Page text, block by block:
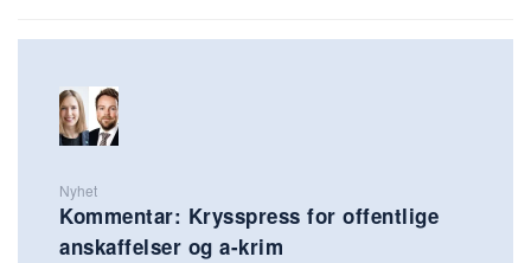
Nyhet
Kommentar: Krysspress for offentlige
anskaffelser og a-krim